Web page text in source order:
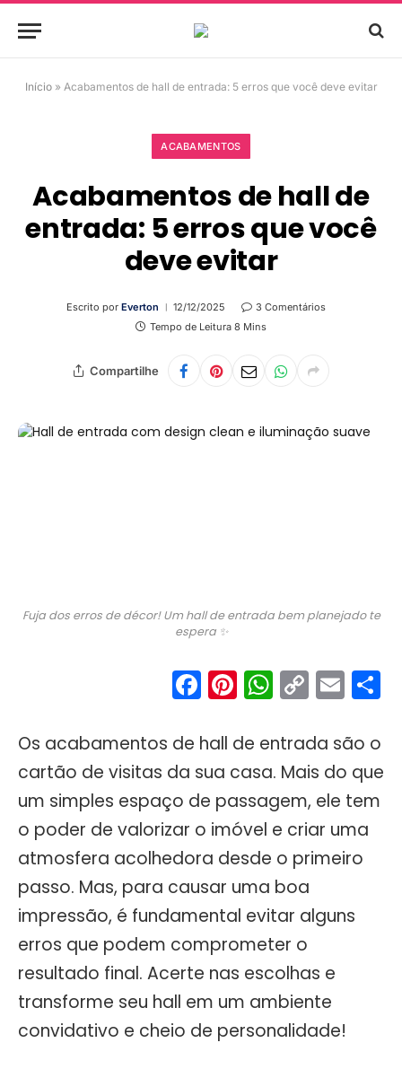
Início» Acabamentos de hall de entrada: 5 erros que você deve evitar
ACABAMENTOS
Acabamentos de hall de
entrada: 5 erros que você
deve evitar
Escrito por Everton 12/12/2025
3 Comentários
Tempo de Leitura 8 Mins
Compartilhe
Fuja dos erros de décor! Um hall de entrada bem planejado te
espera ✨
Facebook
Pinterest
Copy
Os acabamentos de hall de entrada são o
cartão de visitas da sua casa. Mais do que
um simples espaço de passagem, ele tem
o poder de valorizar o imóvel e criar uma
atmosfera acolhedora desde o primeiro
passo. Mas, para causar uma boa
impressão, é fundamental evitar alguns
erros que podem comprometer o
resultado final. Acerte nas escolhas e
transforme seu hall em um ambiente
convidativo e cheio de personalidade!